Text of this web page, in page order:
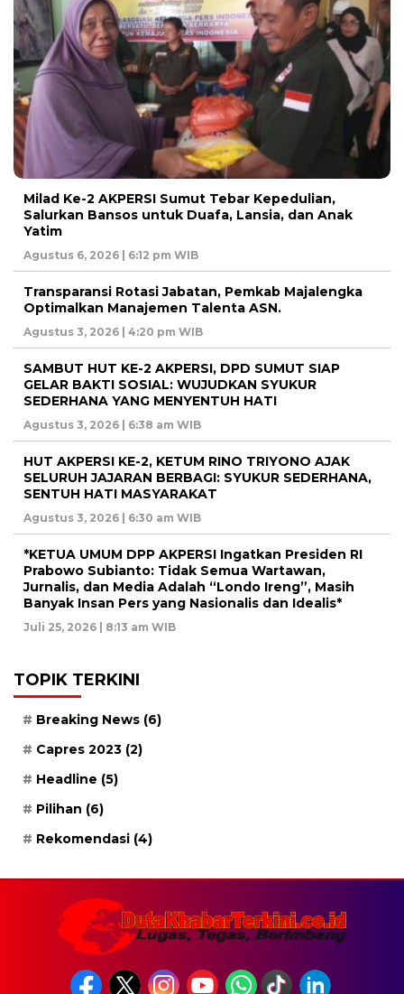
Milad Ke-2 AKPERSI Sumut Tebar Kepedulian,
Salurkan Bansos untuk Duafa, Lansia, dan Anak
Yatim
Agustus 6, 2026 | 6:12 pm WIB
Transparansi Rotasi Jabatan, Pemkab Majalengka
Optimalkan Manajemen Talenta ASN.
Agustus 3, 2026 | 4:20 pm WIB
SAMBUT HUT KE-2 AKPERSI, DPD SUMUT SIAP
GELAR BAKTI SOSIAL: WUJUDKAN SYUKUR
SEDERHANA YANG MENYENTUH HATI
Agustus 3, 2026 | 6:38 am WIB
HUT AKPERSI KE-2, KETUM RINO TRIYONO AJAK
SELURUH JAJARAN BERBAGI: SYUKUR SEDERHANA,
SENTUH HATI MASYARAKAT
Agustus 3, 2026 | 6:30 am WIB
*KETUA UMUM DPP AKPERSI Ingatkan Presiden RI
Prabowo Subianto: Tidak Semua Wartawan,
Jurnalis, dan Media Adalah “Londo Ireng”, Masih
Banyak Insan Pers yang Nasionalis dan Idealis*
Juli 25, 2026 | 8:13 am WIB
TOPIK TERKINI
Breaking News (6)
Capres 2023 (2)
Headline (5)
Pilihan (6)
Rekomendasi (4)